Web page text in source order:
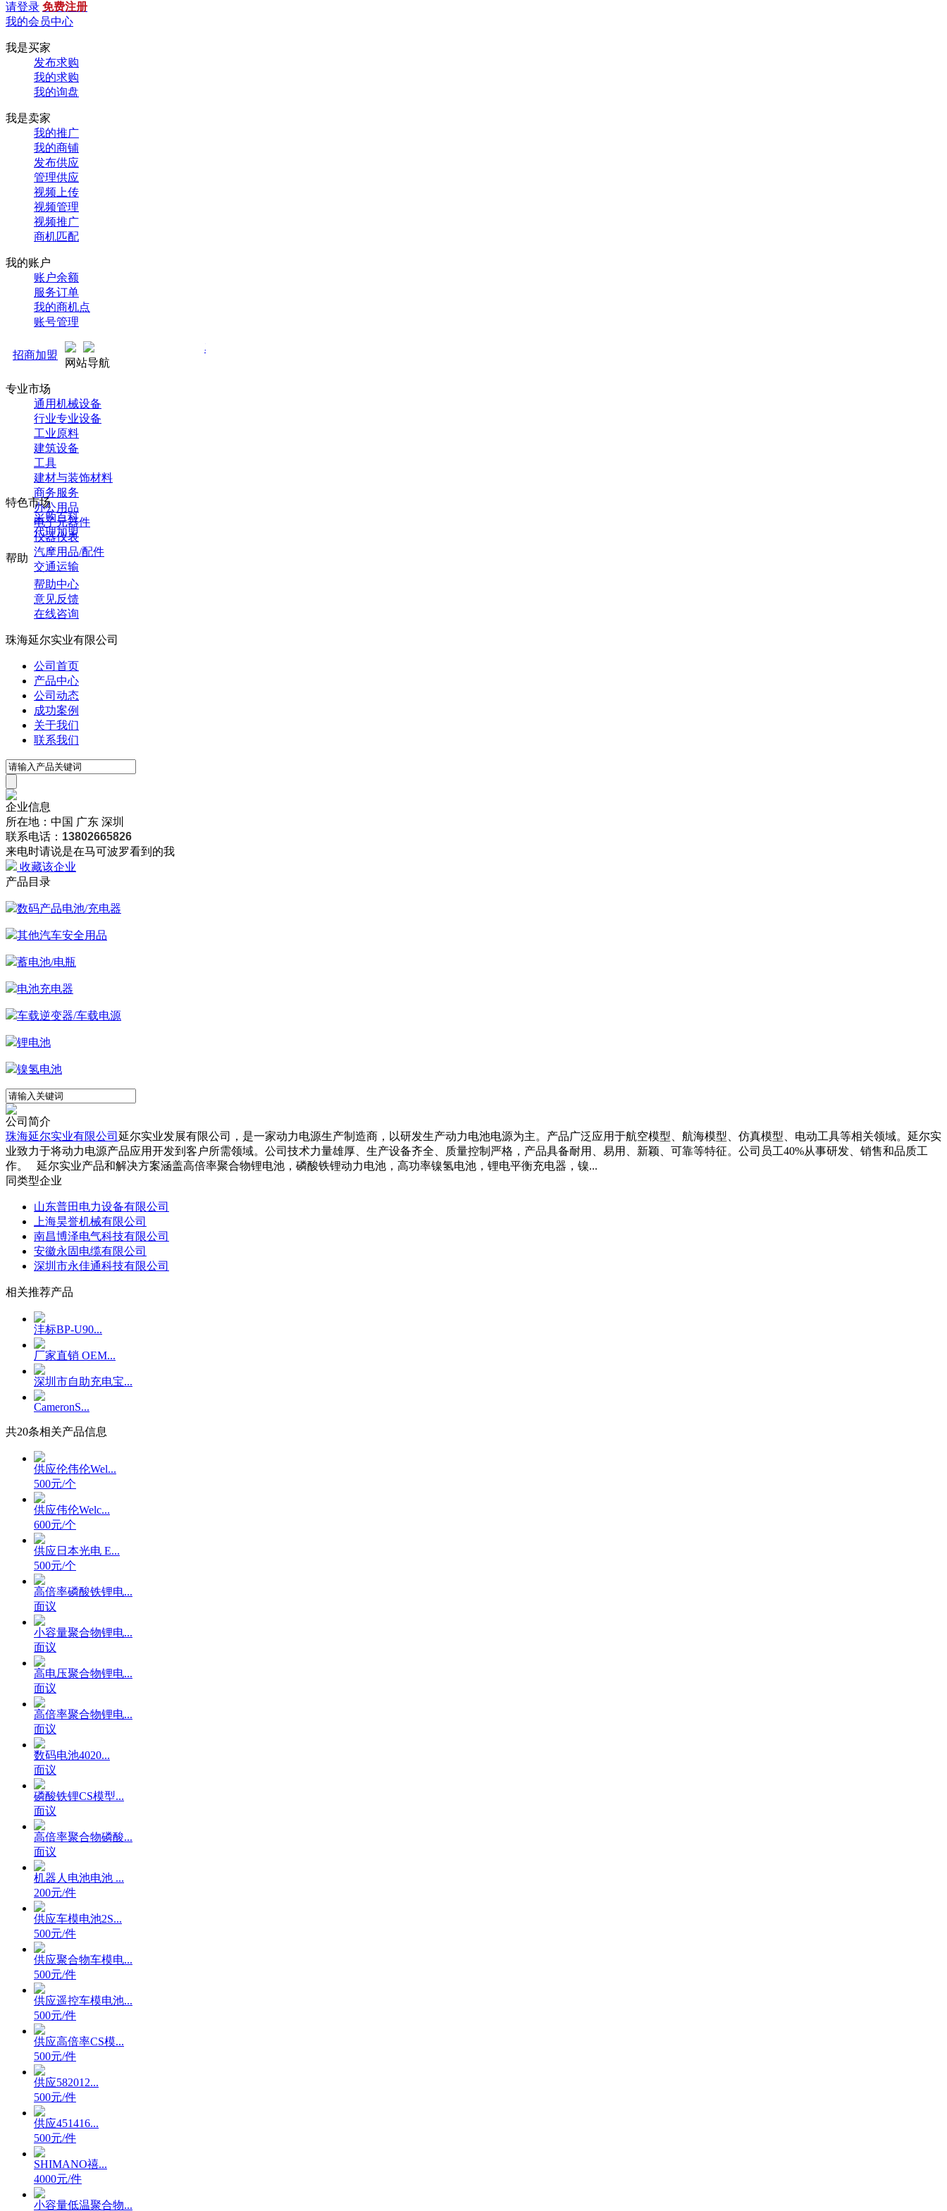
请登录 免费注册
我的会员中心
我是买家
发布求购
我的求购
我的询盘
我是卖家
我的推广
我的商铺
发布供应
管理供应
视频上传
视频管理
视频推广
商机匹配
我的账户
账户余额
服务订单
我的商机点
账号管理
招商加盟
马可直通车开启预售！全新推广 强势来袭！火热招商中... 先到先得 ！
网站导航
专业市场
通用机械设备
行业专业设备
工业原料
建筑设备
工具
建材与装饰材料
商务服务
办公用品
电子元器件
仪器仪表
汽摩用品/配件
交通运输
特色市场
采购百科
代理加盟
帮助
帮助中心
意见反馈
在线咨询
珠海延尔实业有限公司
公司首页
产品中心
公司动态
成功案例
关于我们
联系我们
企业信息
所在地：中国 广东 深圳
联系电话： 13802665826
来电时请说是在马可波罗看到的我
收藏该企业
产品目录
数码产品电池/充电器
其他汽车安全用品
蓄电池/电瓶
电池充电器
车载逆变器/车载电源
锂电池
镍氢电池
公司简介
珠海延尔实业有限公司 延尔实业发展有限公司，是一家动力电源生产制造商，以研发生产动力电池电源为主。产品广泛应用于航空模型、航海模型、仿真模型、电动工具等相关领域。延尔实
业致力于将动力电源产品应用开发到客户所需领域。公司技术力量雄厚、生产设备齐全、质量控制严格，产品具备耐用、易用、新颖、可靠等特征。公司员工40%从事研发、销售和品质工
作。 延尔实业产品和解决方案涵盖高倍率聚合物锂电池，磷酸铁锂动力电池，高功率镍氢电池，锂电平衡充电器，镍...
同类型企业
山东普田电力设备有限公司
上海昊誉机械有限公司
南昌博泽电气科技有限公司
安徽永固电缆有限公司
深圳市永佳通科技有限公司
相关推荐产品
沣标BP-U90...
厂家直销 OEM...
深圳市自助充电宝...
CameronS...
共20条相关产品信息
供应伦伟伦Wel...
500元/个
供应伟伦Welc...
600元/个
供应日本光电 E...
500元/个
高倍率磷酸铁锂电...
面议
小容量聚合物锂电...
面议
高电压聚合物锂电...
面议
高倍率聚合物锂电...
面议
数码电池4020...
面议
磷酸铁锂CS模型...
面议
高倍率聚合物磷酸...
面议
机器人电池电池 ...
200元/件
供应车模电池2S...
500元/件
供应聚合物车模电...
500元/件
供应遥控车模电池...
500元/件
供应高倍率CS模...
500元/件
供应582012...
500元/件
供应451416...
500元/件
SHIMANO禧...
4000元/件
小容量低温聚合物...